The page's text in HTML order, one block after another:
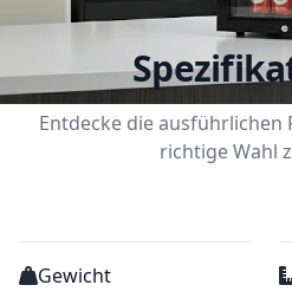
Entdecke die
richtige Wahl
Gewicht